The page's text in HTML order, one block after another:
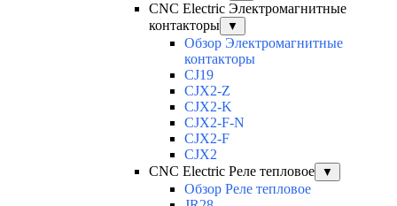
CNC Electric Электромагнитные
контакторы
▼
Обзор Электромагнитные
контакторы
CJ19
CJX2-Z
CJX2-K
CJX2-F-N
CJX2-F
CJX2
CNC Electric Реле тепловое
▼
Обзор Реле тепловое